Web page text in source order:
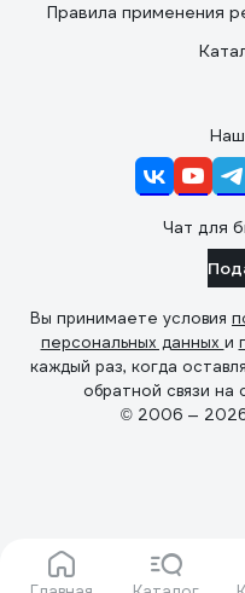
Правила применения
Чат для
Вы принимаете условия
персональных данных и
каждый раз, когда
обратной связи
© 2006 —